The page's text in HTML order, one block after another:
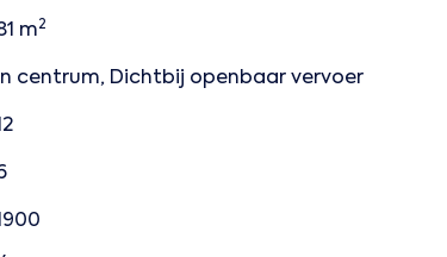
m2
In centrum, Dichtbij openbaar vervoer